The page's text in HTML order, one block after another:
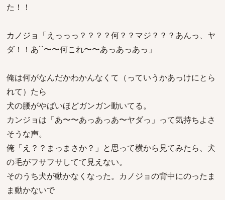
た！！
カノジョ「えっっっ？？？？何？？マジ？？？あんっ、ヤ
ダ！！あ``〜〜何これ〜〜あっあっあっ」
俺は何がなんだかわかんなくて（っていうかあっけにとら
れて）たら
犬の腰がやばいほどガンガン動いてる。
カンジョは「あ〜〜あっあっあ〜ヤダっ」って気持ちよさ
そうな声。
俺「え？？まっまさか？」と思って横から見てみたら、犬
の毛がフサフサしてて見えない。
そのうち犬が動かなくなった。カノジョの背中にのったま
ま動かないで